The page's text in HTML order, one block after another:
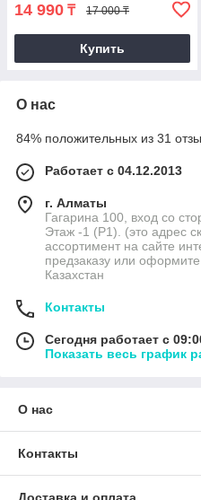
14 990 ₸ 17 000 ₸
Купить
О нас
84% положительных из 31
Работает с 04.12.2013
г. Алматы
Гагарина 100, вход со
Этаж -1 (P1). (это адрес
ассортимент на сайте
предзаказу или
Казахстан
Контакты
Сегодня работает с
Показать весь график
О нас
Контакты